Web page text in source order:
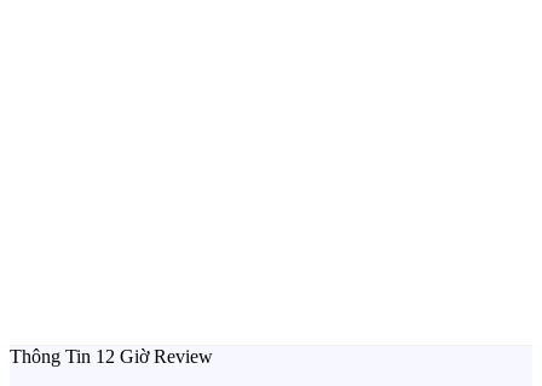
Thông Tin 12 Giờ Review